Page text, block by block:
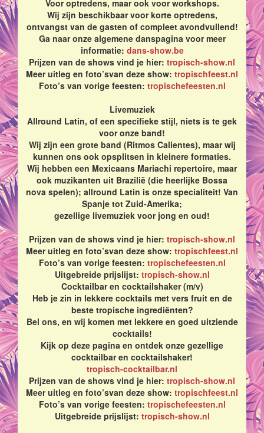
Voor optredens, maar ook voor workshops.
Wij zijn beschikbaar voor korte optredens,
ontvangst van de gasten of compleet avondvullend!
Ga naar onze algemene danspagina voor meer
informatie: dans-show.be
Prijzen van de shows vind je hier: tropisch-show.nl
Meer uitleg en foto’svan deze show: tropischfeest.nl
Foto’s van vorige feesten: tropischefeesten.nl
Livemuziek
Allround Latin, of een specifieke stijl, niets is te gek
voor onze band!
Wij zijn een grote band (Ritmos Calientes), maar wij
kunnen ons ook opsplitsen in kleinere formaties.
Wij hebben een Mexicaans Mariachi repertoire, maar
ook muzikanten uit Brazilië (die heerlijke Bossa
nova spelen); allround Latin is onze specialiteit! Van
Spanje tot Zuid-Amerika;
gezellige livemuziek voor jong en oud!
Prijzen van de shows vind je hier: tropisch-show.nl
Meer uitleg en foto’svan deze show: tropischfeest.nl
Foto’s van vorige feesten: tropischefeesten.nl
Uitgebreide prijslijst: tropisch-show.nl
Cocktailbar en cocktailshaker (m/v)
Heb je zin in lekkere cocktails met vers fruit en de
beste tropische ingrediënten?
Bel ons, en wij komen met lekkere en goed uitziende
cocktails!
Kijk op deze pagina en ontdek onze gezellige
cocktailbar en cocktailshaker!
tropisch-cocktailbar.nl
Prijzen van de shows vind je hier: tropisch-show.nl
Meer uitleg en foto’svan deze show: tropischfeest.nl
Foto’s van vorige feesten: tropischefeesten.nl
Uitgebreide prijslijst: tropisch-show.nl